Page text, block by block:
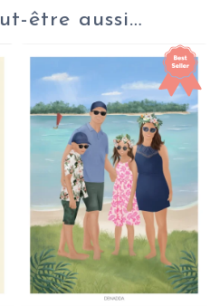
être aussi…